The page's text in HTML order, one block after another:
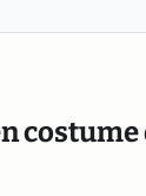
costume